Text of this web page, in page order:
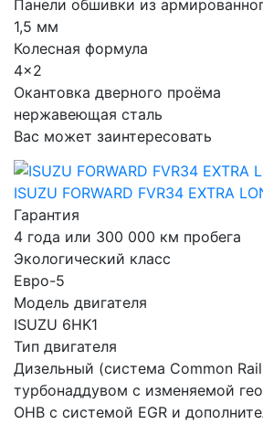
Панели обшивки из
1,5 мм
Колесная формула
4×2
Окантовка дверного проёма
нержавеющая сталь
Вас может заинтересовать
ISUZU FORWARD FVR34 EXTRA
Гарантия
4 года или 300 000 км пробега
Экологический класс
Евро-5
Модель двигателя
ISUZU 6HK1
Тип двигателя
Дизельный (система Common
турбонаддувом с изменяемой
ОНВ с системой EGR и